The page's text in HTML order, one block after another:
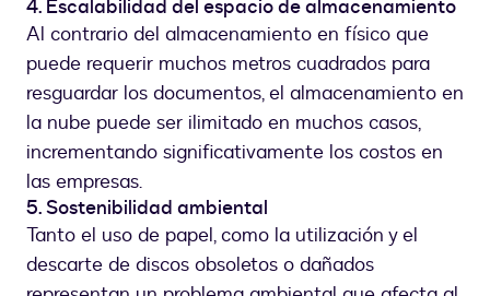
4. Escalabilidad del espacio de almacenamiento
Al contrario del almacenamiento en físico que
puede requerir muchos metros cuadrados para
resguardar los documentos, el almacenamiento en
la nube puede ser ilimitado en muchos casos,
incrementando significativamente los costos en
las empresas.
5. Sostenibilidad ambiental
Tanto el uso de papel, como la utilización y el
descarte de discos obsoletos o dañados